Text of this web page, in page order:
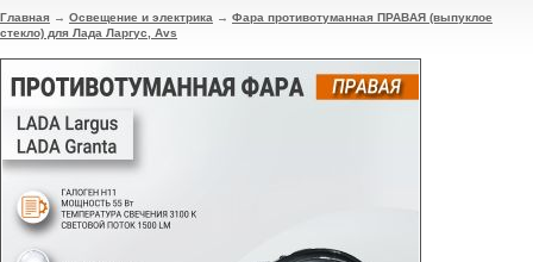
Главная → Освещение и электрика → Фара противотуманная ПРАВАЯ (выпуклое
стекло) для Лада Ларгус, Avs